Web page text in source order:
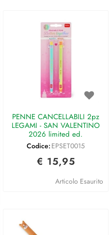
PENNE CANCELLABILI 2pz
LEGAMI - SAN VALENTINO
2026 limited ed.
Codice: EPSET0015
€ 15,95
Articolo Esaurito